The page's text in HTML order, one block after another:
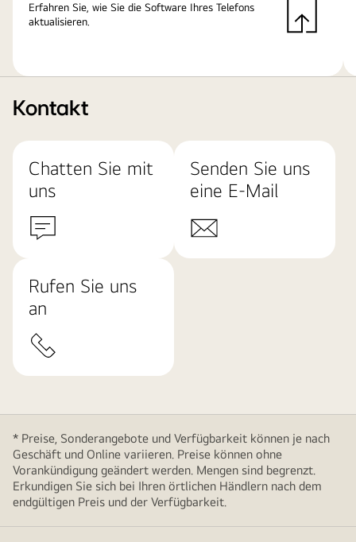
Erfahren Sie, wie Sie die Software Ihres Telefons
aktualisieren.
Kontakt
Chatten Sie mit
uns
Senden Sie uns
eine E-Mail
Rufen Sie uns
an
* Preise, Sonderangebote und Verfügbarkeit können je nach
Geschäft und Online variieren. Preise können ohne
Vorankündigung geändert werden. Mengen sind begrenzt.
Erkundigen Sie sich bei Ihren örtlichen Händlern nach dem
endgültigen Preis und der Verfügbarkeit.